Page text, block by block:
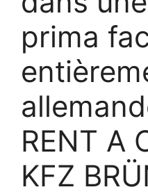
prima
RENT A
KFZ